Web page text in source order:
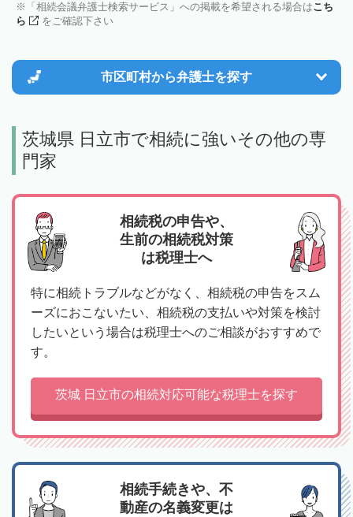
「相続会議弁護士検索サービス」への掲載を希望される場合はこち
ら
をご確認下さい
市区町村から弁護士を探す
茨城県 日立市で相続に強いその他の専
門家
相続税の申告や、
生前の相続税対策
は税理士へ
特に相続トラブルなどがなく、相続税の申告をスム
ーズにおこないたい、相続税の支払いや対策を検討
したいという場合は税理士へのご相談がおすすめで
す。
茨城 日立市の相続対応可能な税理士を探す
相続手続きや、不
動産の名義変更は